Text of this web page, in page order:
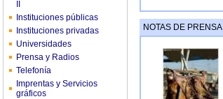
Instituciones públicas
Instituciones privadas
Universidades
Prensa y Radios
Telefonía
Imprentas y Servicios
gráficos
NOTAS DE PRENSA